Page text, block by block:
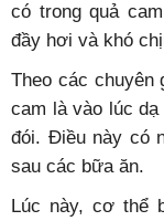
có trong quả
đầy hơi và khó
Theo các chuyên
cam là vào lúc
đói. Điều này có
sau các bữa ăn.
Lúc này, cơ thể